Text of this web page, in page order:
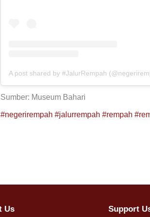
A post shared by #JalurRempah
Sumber: Museum Bahari
#negerirempah #jalurrempah #rempah
Us Support